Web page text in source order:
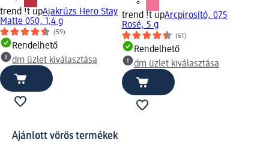
trend !t upAjakrúzs Hero Stay
Matte 050, 1,4 g
(59)
Rendelhető
dm üzlet kiválasztása
trend !t upArcpirosító, 075
Rosé, 5 g
(61)
Rendelhető
dm üzlet kiválasztása
Ajánlott vörös termékek